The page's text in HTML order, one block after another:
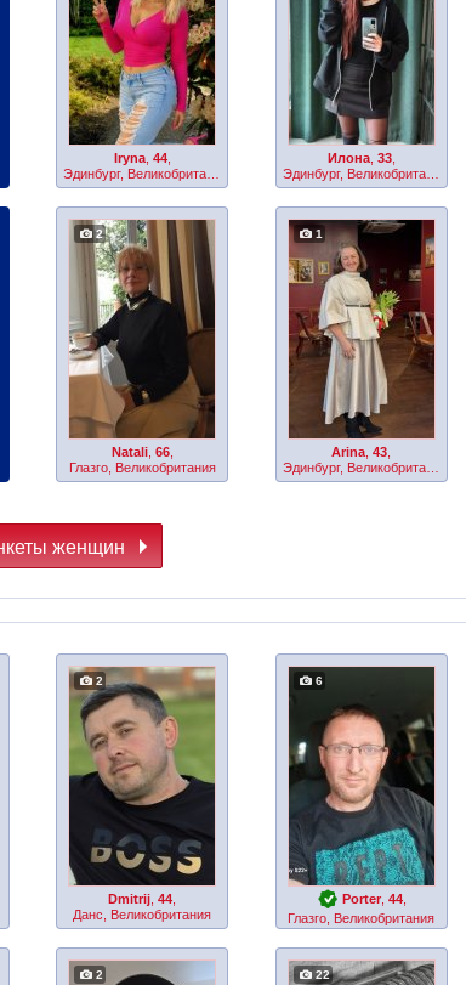
Iryna, 44,
Илона, 33,
Эдинбург, Великобритания
2
Natali, 66,
Глазго, Великобритания
1
Arina ,43
Эдинбург, Великобритания
2
Dmitrij ,44
Данс, Великобритания
6
Porter, 44,
Глазго, Великобритания
2 22